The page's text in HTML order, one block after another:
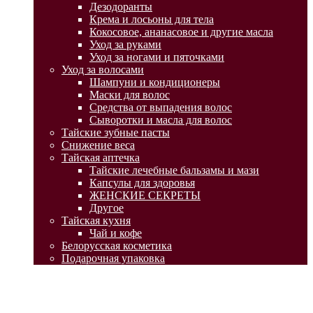
Дезодоранты
Крема и лосьоны для тела
Кокосовое, ананасовое и другие масла
Уход за руками
Уход за ногами и пяточками
Уход за волосами
Шампуни и кондиционеры
Маски для волос
Средства от выпадения волос
Сыворотки и масла для волос
Тайские зубные пасты
Снижение веса
Тайская аптечка
Тайские лечебные бальзамы и мази
Капсулы для здоровья
ЖЕНСКИЕ СЕКРЕТЫ
Другое
Тайская кухня
Чай и кофе
Белорусская косметика
Подарочная упаковка